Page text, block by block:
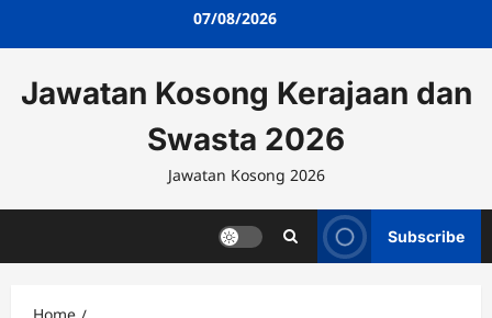
07/08/2026
Jawatan Kosong Kerajaan dan
Swasta 2026
Jawatan Kosong 2026
Subscribe